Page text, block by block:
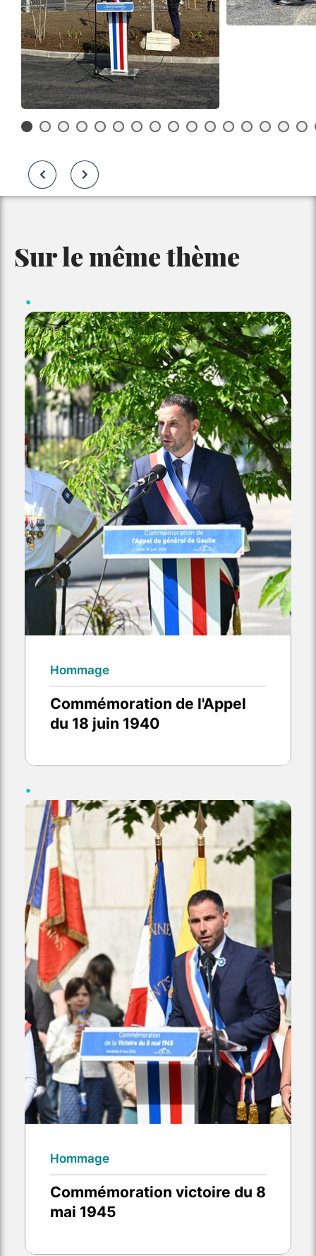
Sur le même thème
Hommage
Commémoration de l'Appel
du 18 juin 1940
Hommage
Commémoration victoire du 8
mai 1945